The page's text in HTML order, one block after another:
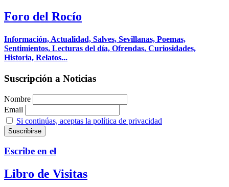
Foro del Rocío
Información, Actualidad, Salves, Sevillanas, Poemas,
Sentimientos, Lecturas del día, Ofrendas, Curiosidades,
Historia, Relatos...
Suscripción a Noticias
Nombre
Email
Si continúas, aceptas la política de privacidad
Escribe en el
Libro de Visitas